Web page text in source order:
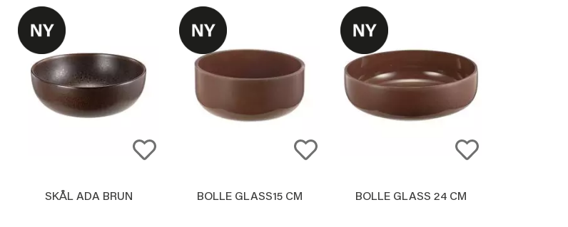
SKÅL ADA BRUN BOLLE GLASS15 CM BOLLE GLASS 24 CM